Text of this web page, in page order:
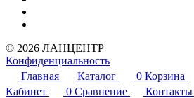
© 2026 ЛАНЦЕНТР
Конфиденциальность
Главная
Каталог 0 Корзина
Кабинет
0 Сравнение Контакты